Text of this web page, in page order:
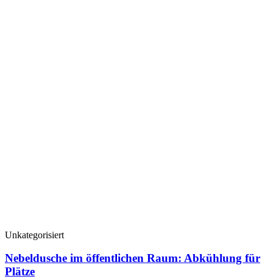
Unkategorisiert
Nebeldusche im öffentlichen Raum: Abkühlung für
Plätze